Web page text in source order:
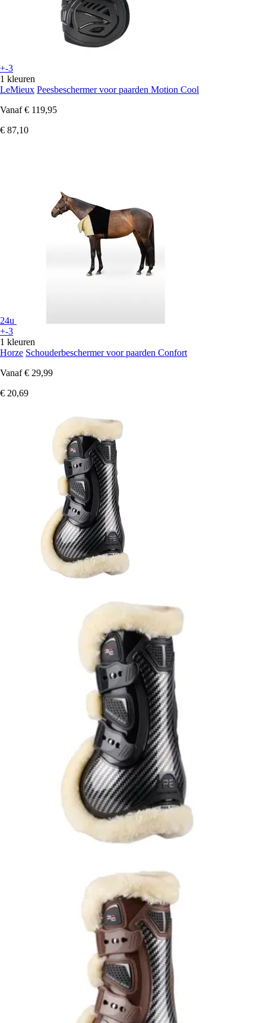
+-3
1 kleuren
LeMieux Peesbeschermer voor paarden Motion Cool
Vanaf € 119,95
€ 87,10
24u
+-3
1 kleuren
Horze Schouderbeschermer voor paarden Confort
Vanaf € 29,99
€ 20,69